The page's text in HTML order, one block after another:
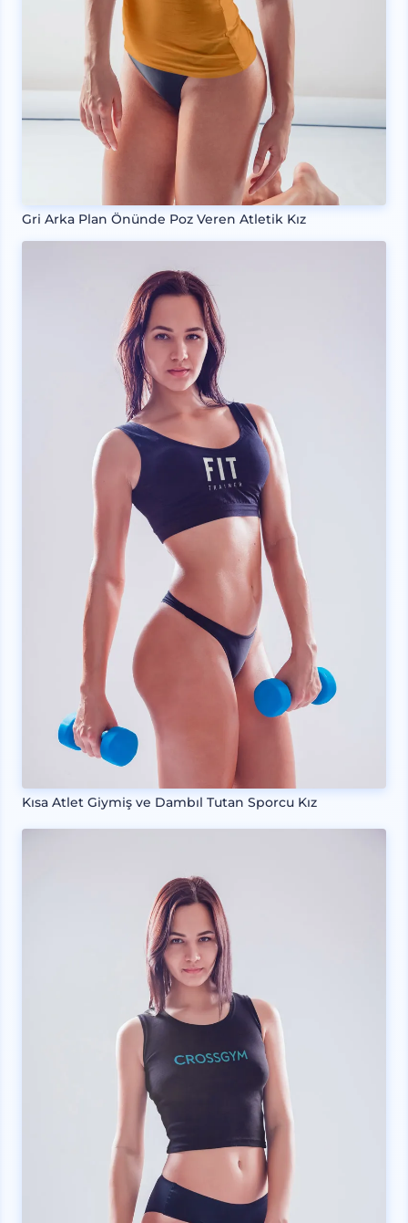
Gri Arka Plan Önünde Poz Veren Atletik Kız
Kısa Atlet Giymiş ve Dambıl Tutan Sporcu Kız